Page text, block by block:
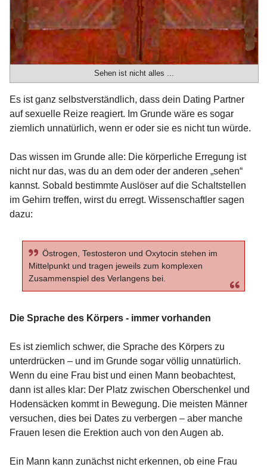
Sehen ist nicht alles ...
Es ist ganz selbstverständlich, dass dein Dating Partner
auf sexuelle Reize reagiert. Im Grunde wäre es sogar
ziemlich unnatürlich, wenn er oder sie es nicht tun würde.
Das wissen im Grunde alle: Die körperliche Erregung ist
nicht nur das, was du an dem oder der anderen „sehen“
kannst. Sobald bestimmte Auslöser auf die Schaltstellen
im Gehirn treffen, wirst du erregt. Wissenschaftler sagen
dazu:
Östrogen, Testosteron und Oxytocin stehen im
Mittelpunkt und tragen jeweils zum komplexen
Zusammenspiel des Verlangens bei.
Die Sprache des Körpers - immer vorhanden
Es ist ziemlich schwer, die Sprache des Körpers zu
unterdrücken – und im Grunde sogar völlig unnatürlich.
Wenn du eine Frau bist und einen Mann beobachtest,
dann ist alles klar: Der Platz zwischen Oberschenkel und
Hodensäcken kommt in Bewegung. Die meisten Männer
versuchen, dies bei Dates zu verbergen – aber manche
Frauen lesen die Erektion auch von den Augen ab.
Ein Mann kann zunächst nicht erkennen, ob eine Frau